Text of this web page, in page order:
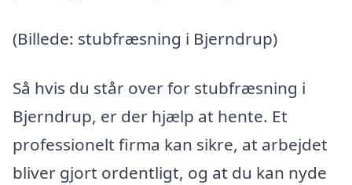
(Billede: stubfræsning i Bjerndrup)
Så hvis du står over for stubfræsning i
Bjerndrup, er der hjælp at hente. Et
professionelt firma kan sikre, at arbejdet
bliver gjort ordentligt, og at du kan nyde